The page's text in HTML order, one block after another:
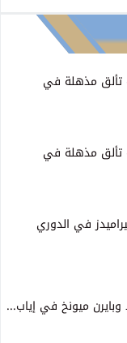
تألق مذهلة في
تألق مذهلة في
في الدوري
وبايرن ميونخ في إياب...